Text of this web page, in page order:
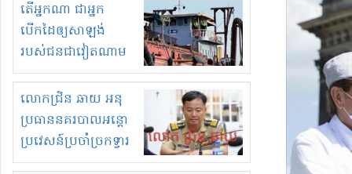
តើអ្នកណា ជាអ្នក
បើកដៃឲ្យសាឡង់
របស់ជនជាវៀតណាម
ចូល មកខុស
ច្បាប់លួចបូមខ្សាច់នៅ
ក្នុងប្រទេសកម្ពុជា
លោកជ្រិន ឆាយ អនុ
ប្រធាននគរបាលអន្តោ
ប្រវេសន៍ប្រចាំច្រកទ្វារ
ព្រំដែនភ្នំឌិន និងឈ្មួញ